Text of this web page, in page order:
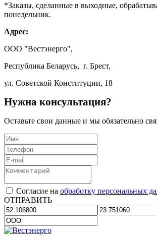
*Заказы, сделанные в выходные,
понедельник.
Адрес:
ООО "Вестэнерго",
Республика Беларусь, г. Брест,
ул. Советской Конституции, 18
Нужна консультация?
Оставьте свои данные и мы обязательно
Согласие на обработку персональных
ОТПРАВИТЬ